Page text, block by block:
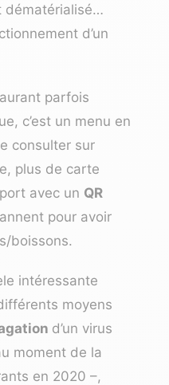
dématérialisé…
d’un
parfois
c’est un menu en
consulter sur
plus de carte
avec un QR
pour avoir
boissons.
intéressante
moyens
d’un virus
moment de la
en 2020 –,